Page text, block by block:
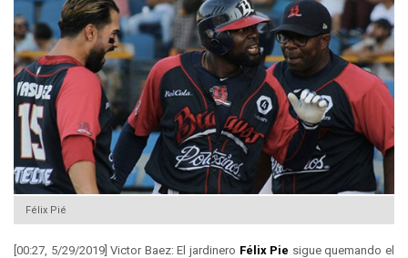
Félix Pié
[00:27, 5/29/2019] Victor Baez: El jardinero Félix Pie sigue quemando el